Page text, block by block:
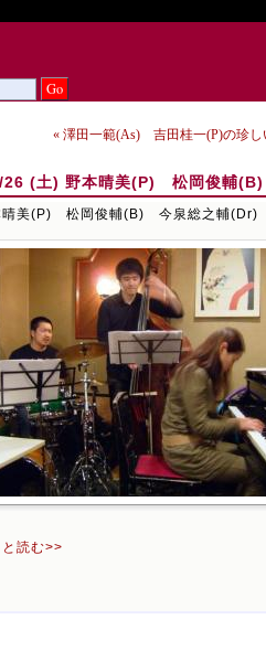
« 澤田一範(As) 吉田桂一(P)の珍し
26 (土) 野本晴美(P) 松岡俊輔
晴美(P) 松岡俊輔(B) 今泉総之輔(Dr)
と読む>>